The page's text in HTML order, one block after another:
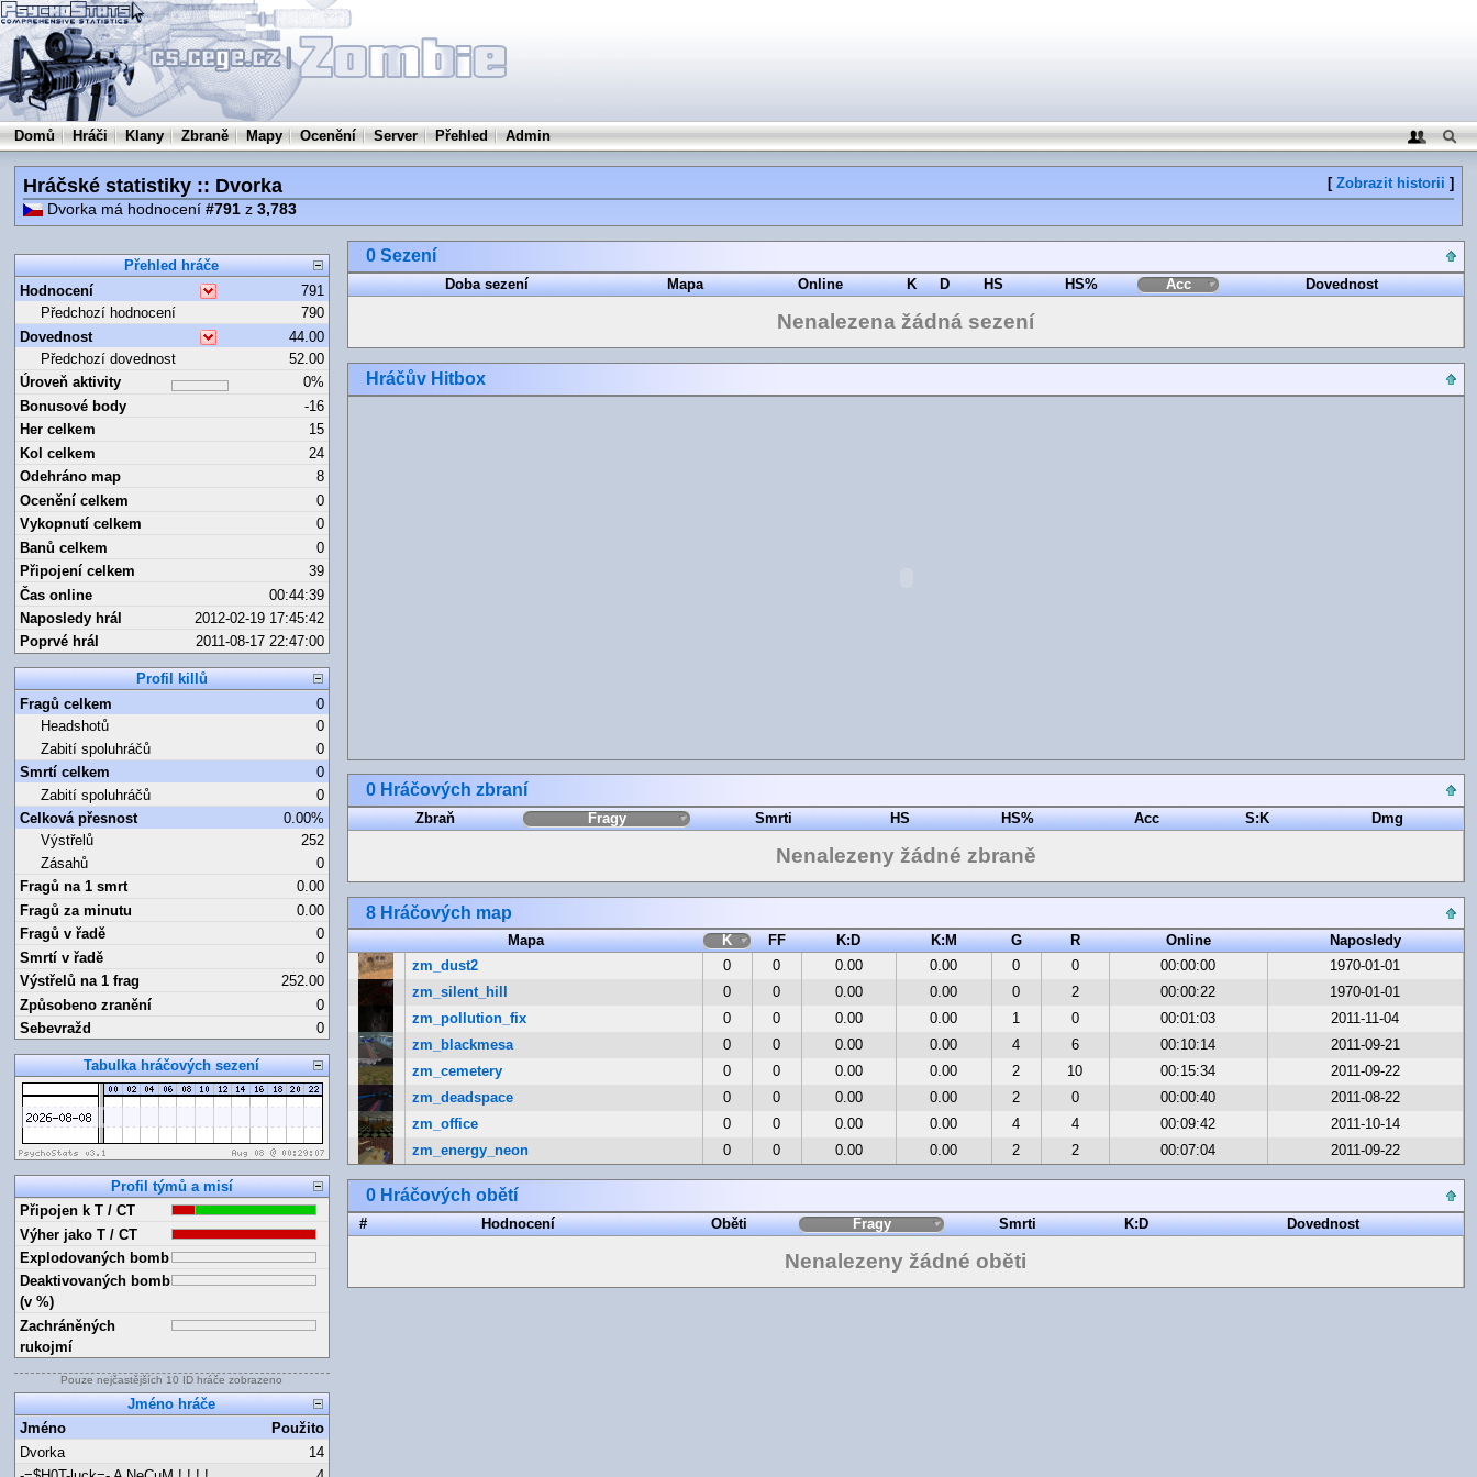
Domů Hráči Klany Zbraně Mapy Ocenění Server Přehled Admin
[Zobrazit historii ]
Hráčské statistiky :: Dvorka
Dvorka má hodnocení #791z 3,783
Přehled hráče
Hodnocení
791
Předchozí hodnocení
790
Dovednost
44.00
Předchozí dovednost
52.00
Úroveň aktivity
0%
Bonusové body
-16
Her celkem
15
Kol celkem
24
Odehráno map
8
Ocenění celkem
0
Vykopnutí celkem
0
Banů celkem
0
Připojení celkem
39
Čas online
00:44:39
Naposledy hrál
2012-02-19 17:45:42
Poprvé hrál
2011-08-17 22:47:00
Profil killů
Fragů celkem
0
Headshotů
0
Zabití spoluhráčů
0
Smrtí celkem
0
Zabití spoluhráčů
0
Celková přesnost
0.00%
Výstřelů
252
Zásahů
0
Fragů na 1 smrt
0.00
Fragů za minutu
0.00
Fragů v řadě
0
Smrtí v řadě
0
Výstřelů na 1 frag
252.00
Způsobeno zranění
0
Sebevražd
0
Tabulka hráčových sezení
Profil týmů a misí
Připojen k T / CT
Výher jako T / CT
Explodovaných bomb
Deaktivovaných bomb
(v %)
Zachráněných
rukojmí
Pouze nejčastějších 10 ID hráče zobrazeno
Jméno hráče
Jméno
Použito
Dvorka
14
0 Sezení
Doba sezení Mapa Online K D HS HS% Acc Dovednost
Nenalezena žádná sezení
Hráčův Hitbox
0 Hráčových zbraní
Zbraň Fragy Smrti HS HS% Acc S:K Dmg
Nenalezeny žádné zbraně
8 Hráčových map
Mapa K FF K:D K:M G R Online
Naposledy
zm_dust2
0 0 0.00 0.00 0 0 00:00:00
1970-01-01
zm_silent_hill
0 0 0.00 0.00 0 2 00:00:22
1970-01-01
zm_pollution_fix
0 0 0.00 0.00 1 0 00:01:03
2011-11-04
zm_blackmesa
0 0 0.00 0.00 4 6 00:10:14
2011-09-21
zm_cemetery
0 0 0.00 0.00 2 10 00:15:34
2011-09-22
zm_deadspace
0 0 0.00 0.00 2 0 00:00:40
2011-08-22
zm_office
0 0 0.00 0.00 4 4 00:09:42
2011-10-14
zm_energy_neon
0 0 0.00 0.00 2 2 00:07:04 2011-09-22
0 Hráčových obětí
# Hodnocení Oběti Fragy Smrti K:D Dovednost
Nenalezeny žádné oběti